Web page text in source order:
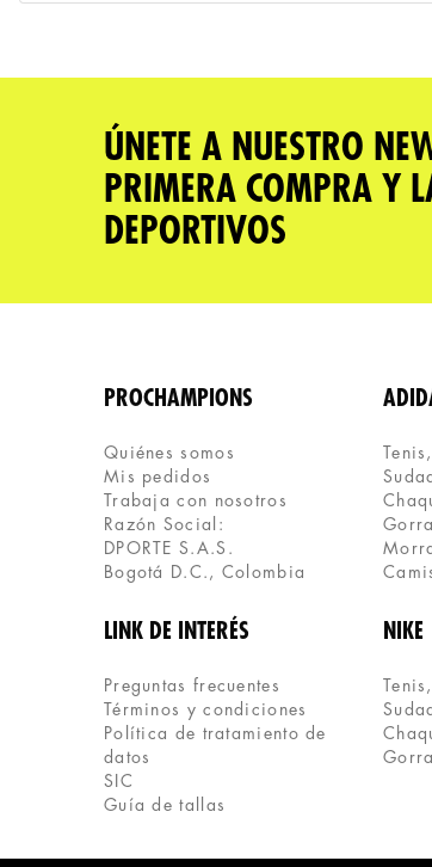
ÚNETE A NUESTRO
PRIMERA COMPRA Y
DEPORTIVOS
PROCHAMPIONS
Quiénes somos
Mis pedidos
Trabaja con nosotros
Razón Social:
DPORTE S.A.S.
Bogotá D.C., Colombia
LINK DE INTERÉS
Preguntas frecuentes
Términos y condiciones
Política de tratamiento de
datos
SIC
Guía de tallas
NIKE